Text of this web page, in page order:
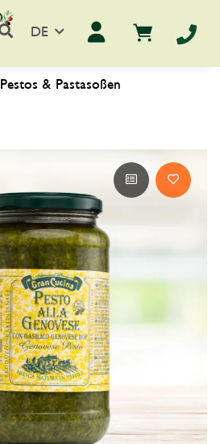
DE
Pestos & Pastasoßen